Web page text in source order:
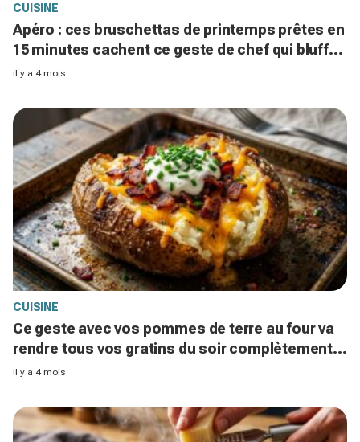
CUISINE
Apéro : ces bruschettas de printemps prêtes en
15 minutes cachent ce geste de chef qui bluffe
les invités
il y a 4 mois
CUISINE
Ce geste avec vos pommes de terre au four va
rendre tous vos gratins du soir complètement
ringards en 30 minutes
il y a 4 mois